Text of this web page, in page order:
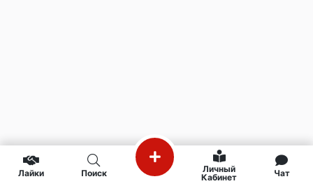
Лайки Поиск
Личный
Кабинет
Чат